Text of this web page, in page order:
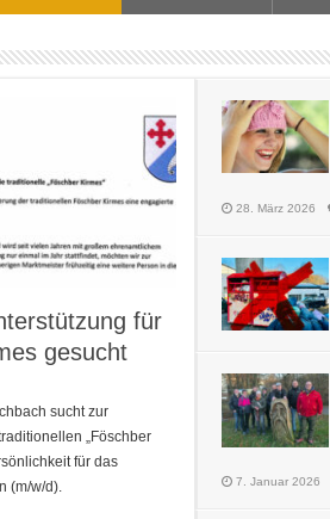
für
gesucht
sucht zur
„Föschber
für das
(m/w/d).
28. März 2026
7. Januar 2026